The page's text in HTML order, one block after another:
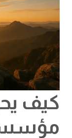
كيف